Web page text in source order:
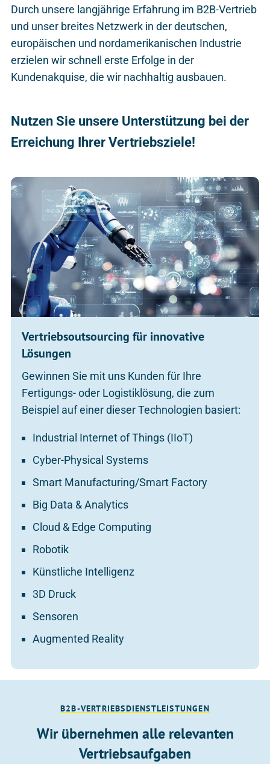
Durch unsere langjährige Erfahrung im B2B-Vertrieb
und unser breites Netzwerk in der deutschen,
europäischen und nordamerikanischen Industrie
erzielen wir schnell erste Erfolge in der
Kundenakquise, die wir nachhaltig ausbauen.
Nutzen Sie unsere Unterstützung bei der
Erreichung Ihrer Vertriebsziele!
Vertriebsoutsourcing für innovative
Lösungen
Gewinnen Sie mit uns Kunden für Ihre
Fertigungs- oder Logistiklösung, die zum
Beispiel auf einer dieser Technologien basiert:
Industrial Internet of Things (IIoT)
Cyber-Physical Systems
Smart Manufacturing/Smart Factory
Big Data & Analytics
Cloud & Edge Computing
Robotik
Künstliche Intelligenz
3D Druck
Sensoren
Augmented Reality
B2B-VERTRIEBSDIENSTLEISTUNGEN
Wir übernehmen alle relevanten
Vertriebsaufgaben